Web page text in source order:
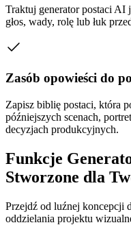
Traktuj generator postaci
głos, wady, rolę lub łuk
Zasób opowieści do
Zapisz biblię postaci, która
późniejszych scenach,
decyzjach produkcyjnych.
Funkcje
Stworzone dla
Przejdź od luźnej koncepcji
oddzielania projektu